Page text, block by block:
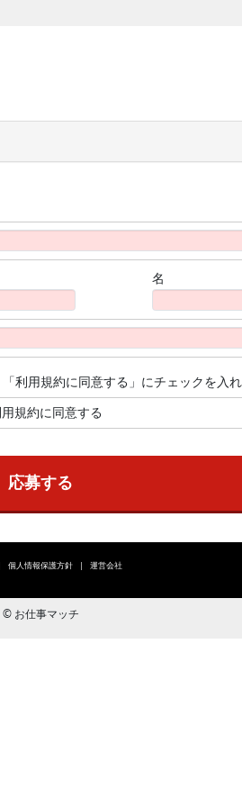
名
利用規約に同意する」にチェックを入れ
規約に同意する
応募する
個人情報保護方針 運営会社
© お仕事マッチ